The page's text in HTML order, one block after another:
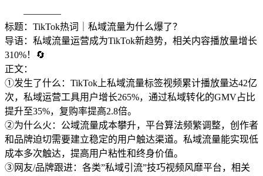
————
标题：TikTok热词｜私域流量为什么爆了？
导语：私域流量运营成为TikTok新趋势，相关内容播放量增长
310%！🔄
正文：
①发生了什么：TikTok上私域流量标签视频累计播放量达42亿
次，私域运营工具用户增长265%，通过私域转化的GMV占比
提升至35%，复购率提高2.8倍。
②为什么火：公域流量成本攀升，平台算法频繁调整，创作者
和品牌迫切需要建立稳定的用户触达渠道。私域流量能实现低
成本多次触达，提高用户粘性和终身价值。
③网友/品牌跟进：各类”私域引流”技巧视频风靡平台，相关